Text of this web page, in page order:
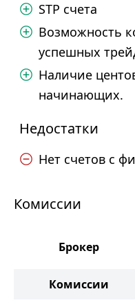
STP счета
Возможность
успешных
Наличие
начинающих.
Недостатки
Нет счетов с
Комиссии
Брокер
Комиссии